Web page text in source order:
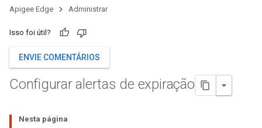
Apigee Edge Administrar
Isso foi útil?
ENVIE COMENTÁRIOS
Configurar alertas de expiração
Nesta página